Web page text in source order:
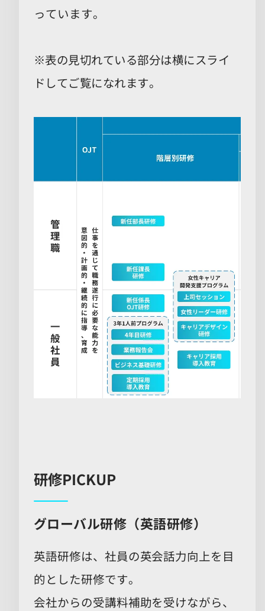
っています。
※表の見切れている部分は横にスライ
ドしてご覧になれます。
研修PICKUP
グローバル研修（英語研修）
英語研修は、社員の英会話力向上を目
的とした研修です。
会社からの受講料補助を受けながら、